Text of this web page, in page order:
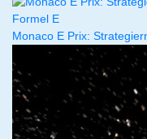
Formel E
Monaco E Prix: